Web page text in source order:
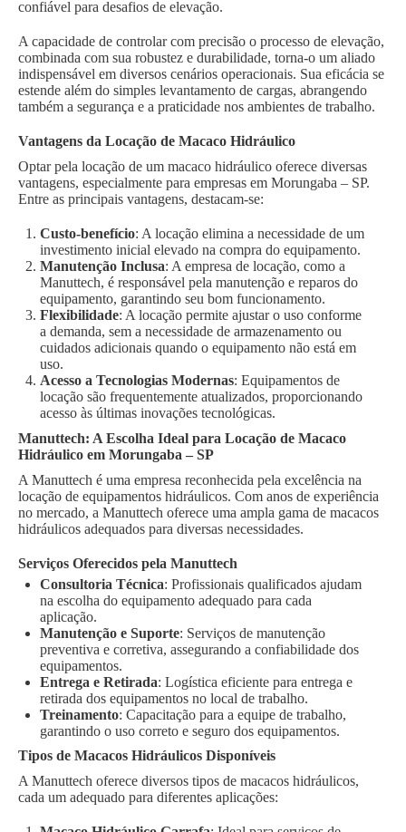
confiável para desafios de elevação.
A capacidade de controlar com precisão o processo de elevação,
combinada com sua robustez e durabilidade, torna-o um aliado
indispensável em diversos cenários operacionais. Sua eficácia se
estende além do simples levantamento de cargas, abrangendo
também a segurança e a praticidade nos ambientes de trabalho.
Vantagens da Locação de Macaco Hidráulico
Optar pela locação de um macaco hidráulico oferece diversas
vantagens, especialmente para empresas em Morungaba – SP.
Entre as principais vantagens, destacam-se:
Custo-benefício: A locação elimina a necessidade de um
investimento inicial elevado na compra do equipamento.
Manutenção Inclusa: A empresa de locação, como a
Manuttech, é responsável pela manutenção e reparos do
equipamento, garantindo seu bom funcionamento.
Flexibilidade: A locação permite ajustar o uso conforme
a demanda, sem a necessidade de armazenamento ou
cuidados adicionais quando o equipamento não está em
uso.
Acesso a Tecnologias Modernas: Equipamentos de
locação são frequentemente atualizados, proporcionando
acesso às últimas inovações tecnológicas.
Manuttech: A Escolha Ideal para Locação de Macaco
Hidráulico em Morungaba – SP
A Manuttech é uma empresa reconhecida pela excelência na
locação de equipamentos hidráulicos. Com anos de experiência
no mercado, a Manuttech oferece uma ampla gama de macacos
hidráulicos adequados para diversas necessidades.
Serviços Oferecidos pela Manuttech
Consultoria Técnica: Profissionais qualificados ajudam
na escolha do equipamento adequado para cada
aplicação.
Manutenção e Suporte: Serviços de manutenção
preventiva e corretiva, assegurando a confiabilidade dos
equipamentos.
Entrega e Retirada: Logística eficiente para entrega e
retirada dos equipamentos no local de trabalho.
Treinamento: Capacitação para a equipe de trabalho,
garantindo o uso correto e seguro dos equipamentos.
Tipos de Macacos Hidráulicos Disponíveis
A Manuttech oferece diversos tipos de macacos hidráulicos,
cada um adequado para diferentes aplicações: